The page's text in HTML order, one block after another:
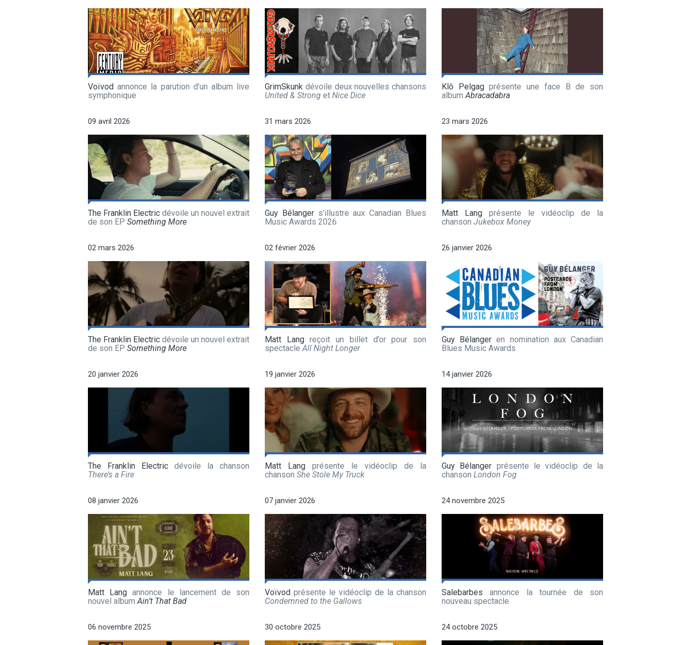
Voïvod annonce la parution d’un album live
symphonique
GrimSkunk dévoile deux nouvelles chansons
United & Strong et Nice Dice
Klô Pelgagprésente une face B de son
albumAbracadabra
09 avril 2026
The Franklin Electric dévoile un nouvel extrait
de son EP Something More
31 mars 2026
Guy Bélangers’illustre aux Canadian Blues
Music Awards 2026
23 mars 2026
Matt Lang présente le vidéoclip de la
chanson Jukebox Money
02 mars 2026
The Franklin Electric dévoile un nouvel extrait
de son EP Something More
02 février 2026
Matt Langreçoit un billet d’or pour son
spectacleAll Night Longer
26 janvier 2026
Guy Bélanger en nomination aux Canadian
Blues Music Awards
20 janvier 2026
The Franklin Electric dévoile la chanson
There’s a Fire
19 janvier 2026
Matt Lang présente le vidéoclip de la
chanson She Stole My Truck
14 janvier 2026
Guy Bélanger présente le vidéoclip de la
chanson London Fog
08 janvier 2026
Matt Lang annonce le lancement de son
nouvel albumAin’t That Bad
07 janvier 2026
Voïvod présente le vidéoclip de la chanson
Condemned to the Gallows
24 novembre 2025
Salebarbes annonce la tournée de son
nouveau spectacle
06 novembre 2025 30 octobre 2025 24 octobre 2025